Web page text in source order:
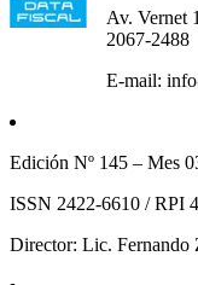
Av. Vernet
2067-2488
E-mail:
Edición Nº 145 – Mes
ISSN 2422-6610 / RPI
Director: Lic. Fernando